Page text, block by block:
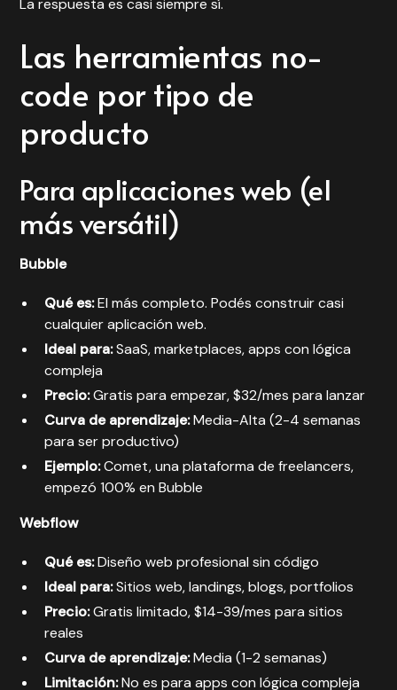
Las herramientas no-
code por tipo de
producto
Para aplicaciones web (el
más versátil)
Bubble
Qué es:El más completo. Podés construir casi
cualquier aplicación web.
Ideal para:SaaS, marketplaces, apps con lógica
compleja
Precio:Gratis para empezar, $32/mes para lanzar
Curva de aprendizaje:Media-Alta (2-4 semanas
para ser productivo)
Ejemplo:Comet, una plataforma de freelancers,
empezó 100% en Bubble
Webflow
Qué es:Diseño web profesional sin código
Ideal para:Sitios web, landings, blogs, portfolios
Precio:Gratis limitado, $14-39/mes para sitios
reales
Curva de aprendizaje:Media (1-2 semanas)
Limitación:No es para apps con lógica compleja